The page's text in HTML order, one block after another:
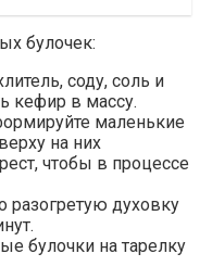
булочек:
соду, соль и
кефир в массу.
маленькие
на них
чтобы в процессе
разогретую духовку
булочки на тарелку